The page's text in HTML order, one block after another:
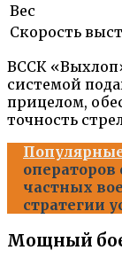
Вес
Скорость
ВССК
системой
прицелом,
точность
частных
стратегии
Мощный